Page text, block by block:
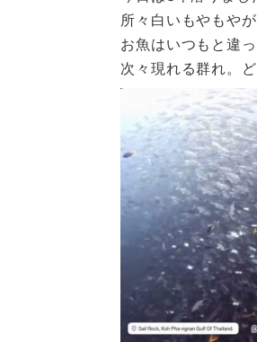
所々白いもやもや
お魚はいつもと違
次々現れる群れ。